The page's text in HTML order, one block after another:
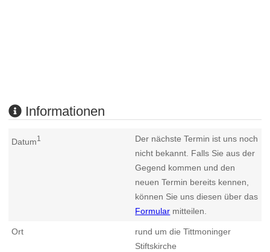
Informationen
Datum1
Der nächste Termin ist uns noch
nicht bekannt. Falls Sie aus der
Gegend kommen und den
neuen Termin bereits kennen,
können Sie uns diesen über das
Formular mitteilen.
Ort
rund um die Tittmoninger
Stiftskirche